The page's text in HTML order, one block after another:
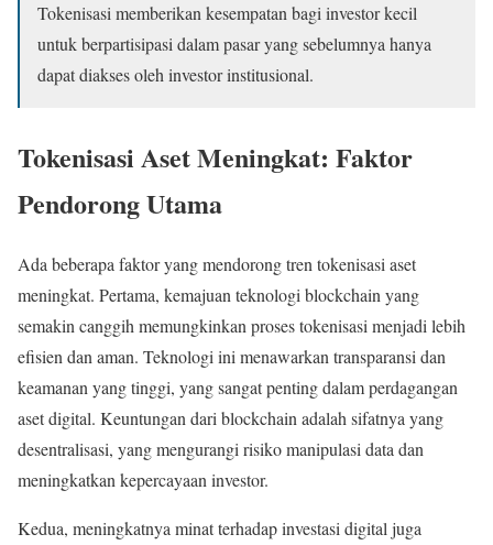
Tokenisasi memberikan kesempatan bagi investor kecil
untuk berpartisipasi dalam pasar yang sebelumnya hanya
dapat diakses oleh investor institusional.
Tokenisasi Aset Meningkat: Faktor
Pendorong Utama
Ada beberapa faktor yang mendorong tren tokenisasi aset
meningkat. Pertama, kemajuan teknologi blockchain yang
semakin canggih memungkinkan proses tokenisasi menjadi lebih
efisien dan aman. Teknologi ini menawarkan transparansi dan
keamanan yang tinggi, yang sangat penting dalam perdagangan
aset digital. Keuntungan dari blockchain adalah sifatnya yang
desentralisasi, yang mengurangi risiko manipulasi data dan
meningkatkan kepercayaan investor.
Kedua, meningkatnya minat terhadap investasi digital juga